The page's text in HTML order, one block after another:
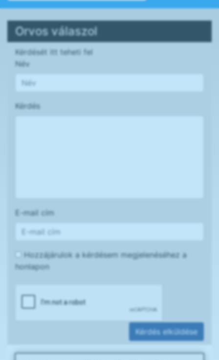
Orvos válaszol
Kérdését itt teheti fel
Név
Kérdés
E-mail cím
Hozzájárulok a kérdésem megjelenéséhez a
honlapon
Kérdés elküldése